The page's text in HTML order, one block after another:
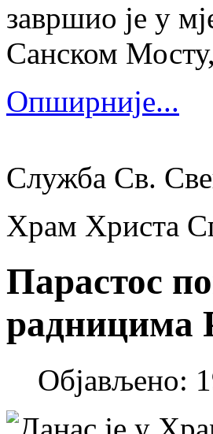
завршио је у
Санском Мосту,
Опширније...
Служба Св.
Храм Христа
Парастос
радницима
Објављено: